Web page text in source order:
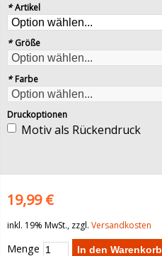
* Artikel
* Größe
* Farbe
Druckoptionen
Motiv als Rückendruck
19,99 €
inkl. 19% MwSt., zzgl.Versandkosten
Menge In den Warenkorb